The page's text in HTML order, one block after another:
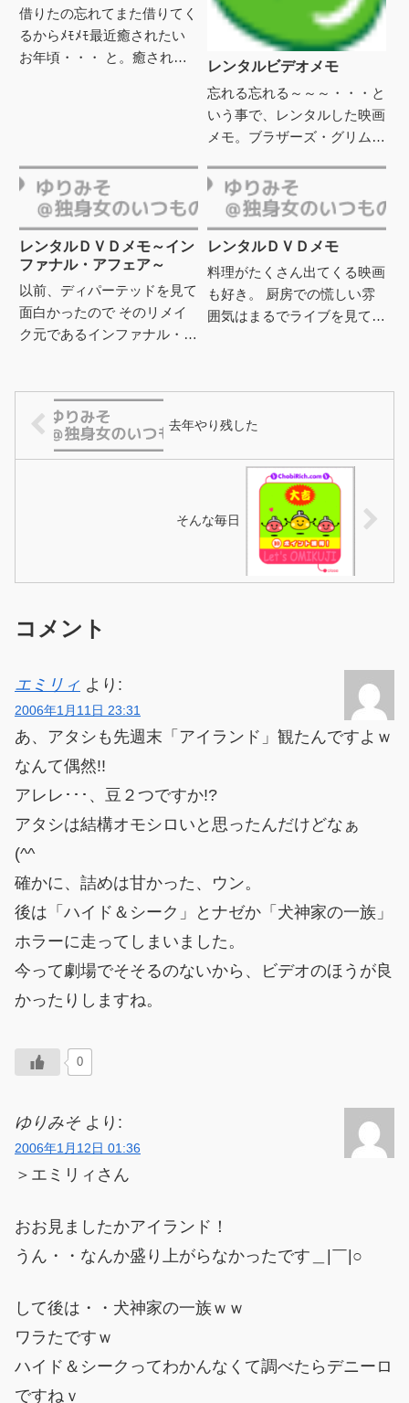
借りたの忘れてまた借りてく
るからﾒﾓﾒﾓ最近癒されたい
お年頃・・・ と。癒されそ
レンタルビデオメモ
忘れる忘れる～～～・・・と
いう事で、レンタルした映画
メモ。ブラザーズ・グリム
ションマット・デイモン テ
リー・ギリアム ヒース・レ
ジ...
レンタルＤＶＤメモ～イン
ファナル・アフェア～
以前、ディパーテッドを見て
面白かったので そのリメイ
ク元であるインファナル・ア
ディパーテッドでディカプリ
オが...
レンタルＤＶＤメモ
料理がたくさん出てくる映画
も好き。 厨房での慌しい雰
囲気はまるでライブを見てい
去年やり残した
そんな毎日
コメント
エミリィ より:
2006年1月11日 23:31
あ、アタシも先週末「アイランド」観たんですよｗ
なんて偶然!!
アレレ･･･、豆２つですか!?
アタシは結構オモシロいと思ったんだけどなぁ
(^^ゞ
確かに、詰めは甘かった、ウン。
後は「ハイド＆シーク」とナゼか「犬神家の一族」
ホラーに走ってしまいました。
今って劇場でそそるのないから、ビデオのほうが良
かったりしますね。
0
ゆりみそ より:
2006年1月12日 01:36
＞エミリィさん
おお見ましたかアイランド！
うん・・なんか盛り上がらなかったです＿|￣|○
して後は・・犬神家の一族ｗｗ
ワラたですｗ
ハイド＆シークってわかんなくて調べたらデニーロ
ですねｖ